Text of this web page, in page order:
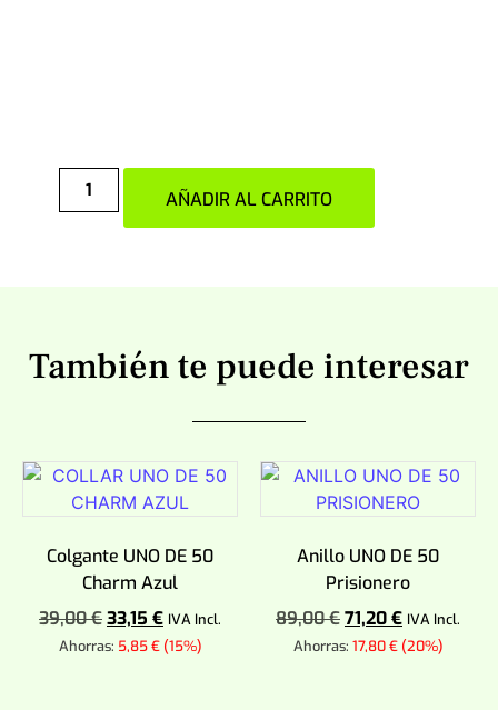
AÑADIR AL CARRITO
También te puede interesar
Colgante UNO DE 50
Charm Azul
39,00€33,15 € IVA Incl.
Ahorras: 5,85€ (15%)
Anillo UNO DE 50
Prisionero
89,00€71,20€ IVA Incl.
Ahorras: 17,80€ (20%)